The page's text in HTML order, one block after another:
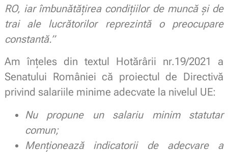
RO, iar îmbunătățirea condițiilor de muncă și de
trai ale lucrătorilor reprezintă o preocupare
constantă.”
Am înțeles din textul Hotărârii nr.19/2021 a
Senatului României că proiectul de Directivă
privind salariile minime adecvate la nivelul UE:
Nu propune un salariu minim statutar
comun;
Menționează indicatorii de adecvare a